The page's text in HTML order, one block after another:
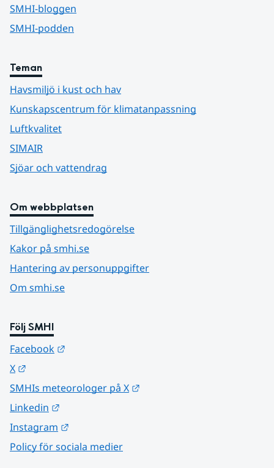
SMHI-bloggen
SMHI-podden
Teman
Havsmiljö i kust och hav
Kunskapscentrum för klimatanpassning
Luftkvalitet
SIMAIR
Sjöar och vattendrag
Om webbplatsen
Tillgänglighetsredogörelse
Kakor på smhi.se
Hantering av personuppgifter
Om smhi.se
Följ SMHI
Facebook
X
SMHIs meteorologer på X
Linkedin
Instagram
Policy för sociala medier